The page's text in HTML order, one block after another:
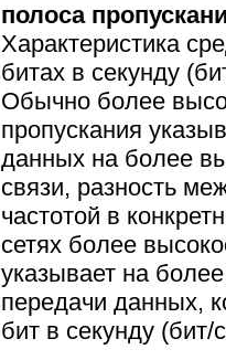
полоса
Характеристика
битах в секунду
Обычно более
пропускания
данных на более
связи, разность
частотой в
сетях более
указывает на
передачи данных,
бит в секунду (бит/